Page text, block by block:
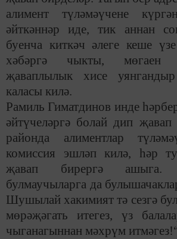
алимент түләмәүчене
әйткәннәр иде, тик аннан
буенча киткәч әлеге кеше
хәбәргә чыкты, мөгаен
җаваплылык хисе
каласы килә.
Рамиль Гиматдинов инде
әйтүчеләргә болай дип
районда алиментлар
комиссия эшләп килә, һәр
җавап бирергә
булмаучыларга да
Шушылай хакимият тә сезгә
мөрәҗәгать итегез, үз
чыганагыннан мәхрүм